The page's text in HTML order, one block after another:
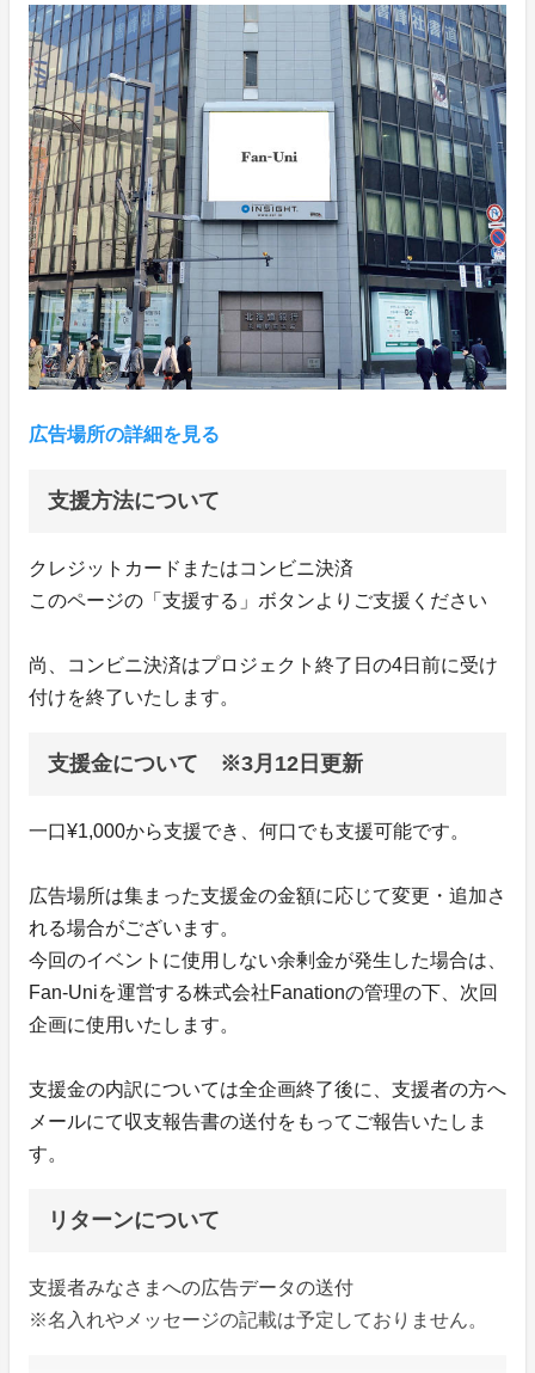
広告場所の詳細を見る
支援方法について
クレジットカードまたはコンビニ決済
このページの「支援する」ボタンよりご支援ください
尚、コンビニ決済はプロジェクト終了日の4日前に受け
付けを終了いたします。
支援金について ※3月12日更新
一口¥1,000から支援でき、何口でも支援可能です。
広告場所は集まった支援金の金額に応じて変更・追加さ
れる場合がございます。
今回のイベントに使用しない余剰金が発生した場合は、
Fan-Uniを運営する株式会社Fanationの管理の下、次回
企画に使用いたします。
支援金の内訳については全企画終了後に、支援者の方へ
メールにて収支報告書の送付をもってご報告いたしま
す。
リターンについて
支援者みなさまへの広告データの送付
※名入れやメッセージの記載は予定しておりません。